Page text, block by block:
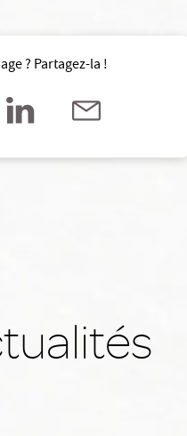
? Partagez-la !